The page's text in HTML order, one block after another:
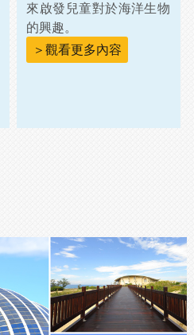
來啟發兒童對於海洋生物
的興趣。
＞觀看更多內容